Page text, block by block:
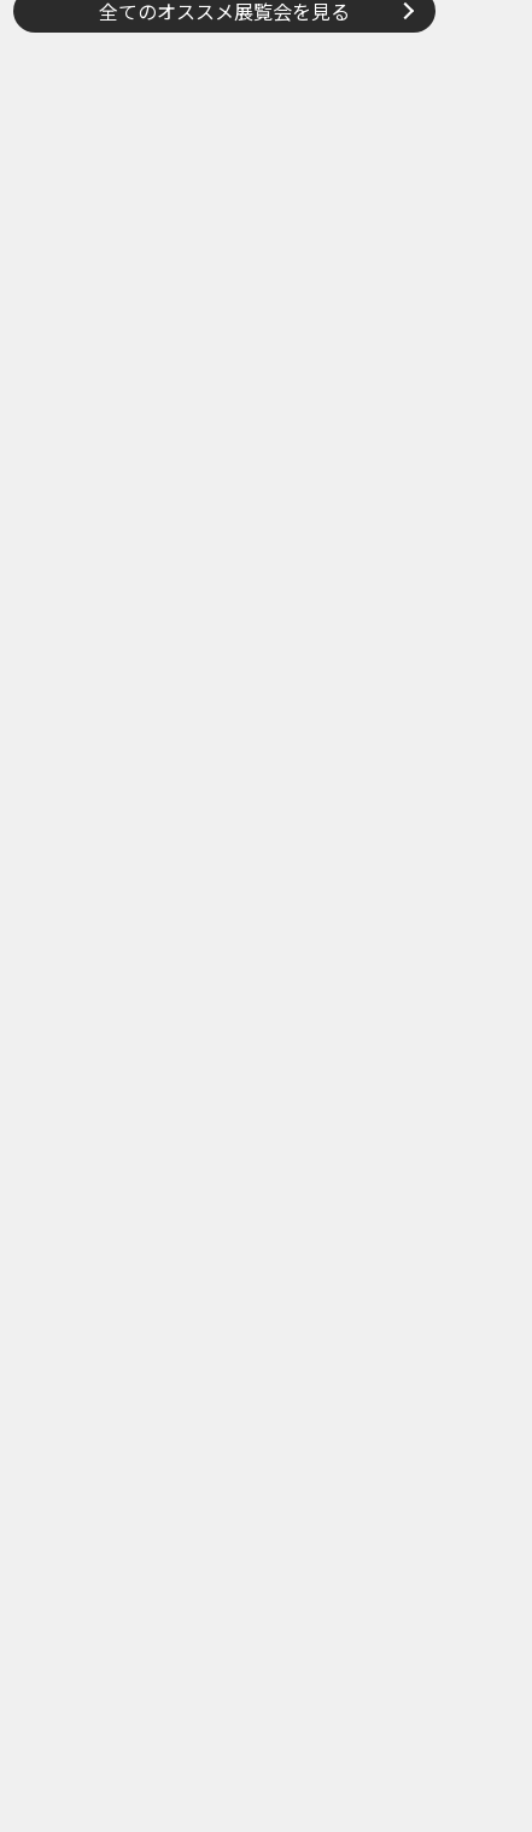
全てのオススメ展覧会を見る